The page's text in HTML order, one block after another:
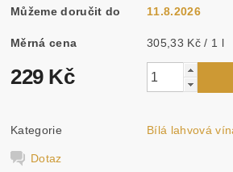
Můžeme doručit do 11.8.2026
Měrná cena 305,33 Kč / 1 l
229 Kč
Kategorie Bílá lahvová
Dotaz